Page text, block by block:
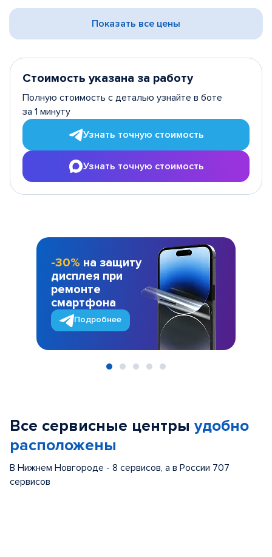
Показать все цены
Стоимость указана за работу
Полную стоимость с деталью узнайте в боте
за 1 минуту
Узнать точную стоимость
Узнать точную стоимость
-30% на защиту
дисплея при
ремонте
смартфона
Подробнее
Все сервисные центры удобно
расположены
В Нижнем Новгороде - 8 сервисов, а в России 707
сервисов